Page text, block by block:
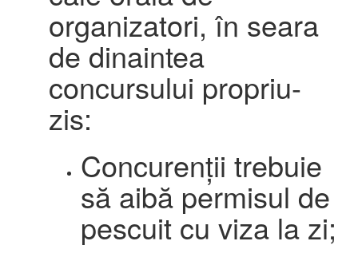
organizatori, în seara
de dinaintea
concursului propriu-
zis:
Concurenții trebuie
să aibă permisul de
pescuit cu viza la zi;